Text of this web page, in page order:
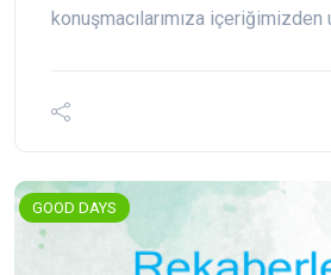
konuşmacılarımıza
GOOD DAYS